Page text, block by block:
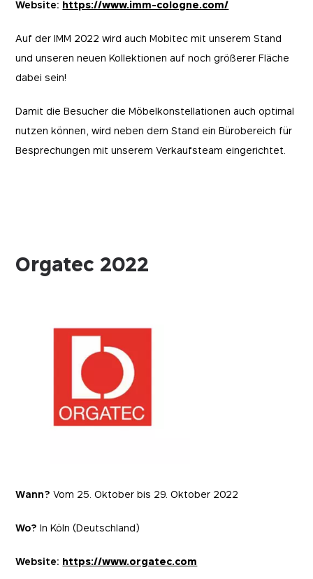
Website: https://www.imm-cologne.com/
Auf der IMM 2022 wird auch Mobitec mit unserem Stand
und unseren neuen Kollektionen auf noch größerer Fläche
dabei sein!
Damit die Besucher die Möbelkonstellationen auch optimal
nutzen können, wird neben dem Stand ein Bürobereich für
Besprechungen mit unserem Verkaufsteam eingerichtet.
Orgatec 2022
Wann? Vom 25. Oktober bis 29. Oktober 2022
Wo? In Köln (Deutschland)
Website: https://www.orgatec.com
12 Monate mobitec.be